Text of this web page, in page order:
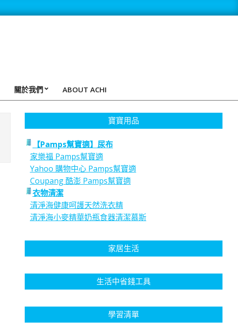
關於我們 ABOUT ACHI
寶寶用品
【Pamps幫寶適】尿布
家樂福 Pamps幫寶適
Yahoo 購物中心 Pamps幫寶適
Coupang 酷澎 Pamps幫寶適
衣物清潔
清淨海健康呵護天然洗衣精
清淨海小麥精華奶瓶食器清潔慕斯
家居生活
生活中省錢工具
學習清單